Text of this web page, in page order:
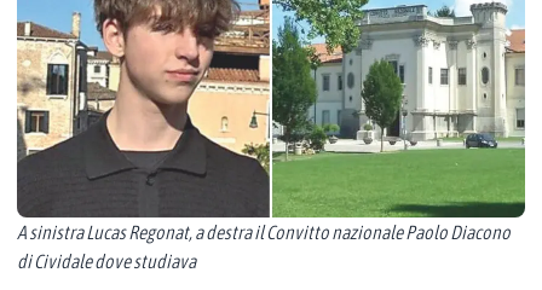
A sinistra Lucas Regonat, a destra il Convitto nazionale Paolo Diacono
di Cividale dove studiava